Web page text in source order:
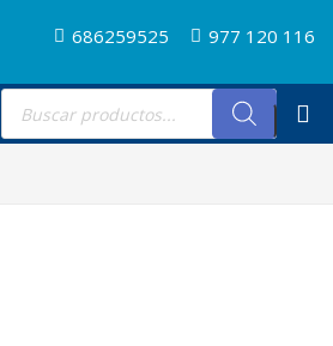
686259525 977 120 116
Búsqueda
productos